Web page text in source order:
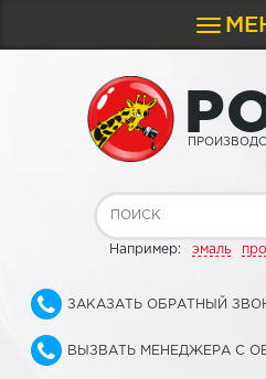
Toggle
P
Например: эмаль
ЗАКАЗАТЬ ОБРАТНЫЙ
ВЫЗВАТЬ МЕНЕДЖЕРА С